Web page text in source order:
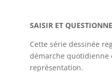
SAISIR ET
Cette série dessinée
démarche quotidienne
représentation.